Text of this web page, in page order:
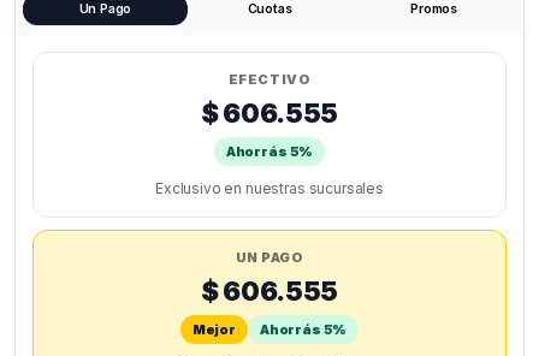
Un Pago Cuotas Promos
EFECTIVO
$ 606.555
Ahorrás 5%
Exclusivo en nuestras sucursales
UN PAGO
$ 606.555
Mejor Ahorrás 5%